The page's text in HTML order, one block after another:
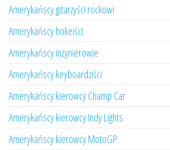
Amerykańscy gitarzyści rockowi
Amerykańscy hokeiści
Amerykańscy inżynierowie
Amerykańscy keyboardziści
Amerykańscy kierowcy Champ Car
Amerykańscy kierowcy Indy Lights
Amerykańscy kierowcy MotoGP